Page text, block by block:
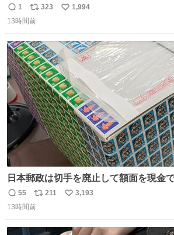
charm マインチャーム fumuo.jp/view/
返
信
1
リ
ポ
ト
数
323
い
数
1,994
13時間前
日本郵政は切手を廃止して額面を現金
本郵政 @JapanPostHD_PR
返
信
55
リ
ポ
211
い
3,193
13時間前